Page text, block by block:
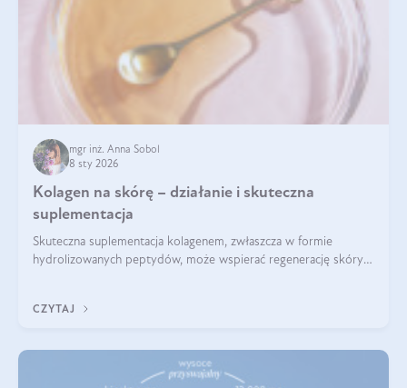
mgr inż. Anna Sobol
8 sty 2026
Kolagen na skórę – działanie i skuteczna
suplementacja
Skuteczna suplementacja kolagenem, zwłaszcza w formie
hydrolizowanych peptydów, może wspierać regenerację skóry i
CZYTAJ